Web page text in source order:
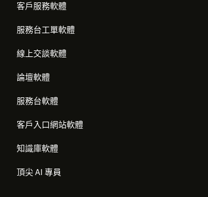
客戶服務軟體
服務台工單軟體
線上交談軟體
論壇軟體
服務台軟體
客戶入口網站軟體
知識庫軟體
頂尖 AI 專員